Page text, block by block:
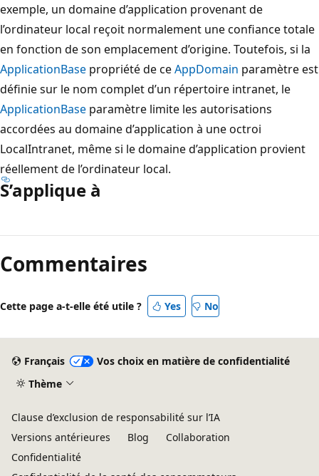
exemple, un domaine d’application provenant de
l’ordinateur local reçoit normalement une confiance totale
en fonction de son emplacement d’origine. Toutefois, si la
ApplicationBase propriété de ceAppDomain paramètre est
définie sur le nom complet d’un répertoire intranet, le
ApplicationBase paramètre limite les autorisations
accordées au domaine d’application à une octroi
LocalIntranet, même si le domaine d’application provient
réellement de l’ordinateur local.
S’applique à
lecture
désactivé
Commentaires
Cette page a-t-elle été utile ? Yes No
Français
Vos choix en matière de confidentialité
Thème
Clause d’exclusion de responsabilité sur l’IA
Versions antérieures
Blog
Collaboration
Confidentialité